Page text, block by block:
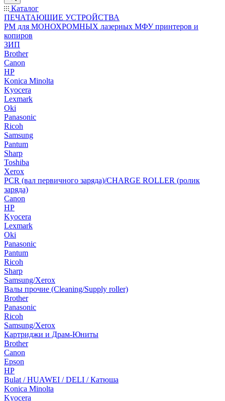
Каталог
ПЕЧАТАЮЩИЕ УСТРОЙСТВА
РМ для МОНОХРОМНЫХ лазерных МФУ принтеров и
копиров
ЗИП
Brother
Canon
HP
Konica Minolta
Kyocera
Lexmark
Oki
Panasonic
Ricoh
Samsung
Pantum
Sharp
Toshiba
Xerox
PCR (вал первичного заряда)/CHARGE ROLLER (ролик
заряда)
Canon
HP
Kyocera
Lexmark
Oki
Panasonic
Pantum
Ricoh
Sharp
Samsung/Xerox
Валы прочие (Cleaning/Supply roller)
Brother
Panasonic
Ricoh
Samsung/Xerox
Картриджи и Драм-Юниты
Brother
Canon
Epson
HP
Bulat / HUAWEI / DELI / Катюша
Konica Minolta
Kyocera